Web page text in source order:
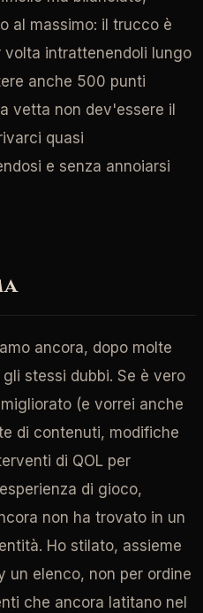
al massimo: il trucco è
intrattenendoli lungo
anche 500 punti
vetta non dev'essere il
quasi
e senza annoiarsi
ancora, dopo molte
stessi dubbi. Se è vero
(e vorrei anche
di contenuti, modifiche
di QOL per
di gioco,
non ha trovato in un
Ho stilato, assieme
un elenco, non per ordine
che ancora latitano nel